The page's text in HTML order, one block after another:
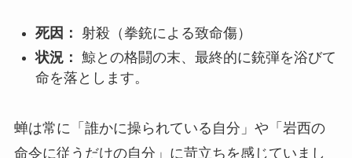
死因： 射殺（拳銃による致命傷）
状況： 鯨との格闘の末、最終的に銃弾を浴びて
命を落とします。
蝉は常に「誰かに操られている自分」や「岩西の
命令に従うだけの自分」に苛立ちを感じていまし